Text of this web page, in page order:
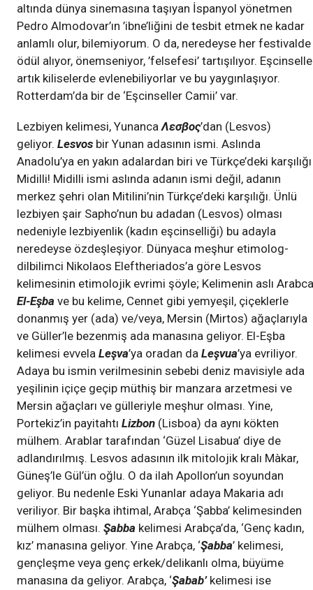
altında dünya sinemasına taşıyan İspanyol yönetmen
Pedro Almodovar’ın ’ibne’liğini de tesbit etmek ne kadar
anlamlı olur, bilemiyorum. O da, neredeyse her festivalde
ödül alıyor, önemseniyor, ’felsefesi’ tartışılıyor.
artık kiliselerde evlenebiliyorlar ve bu yaygınlaşıyor.
Rotterdam’da bir de ‘Eşcinseller Camii’ var.
Lezbiyen kelimesi, YunancaΛεσβος’dan (Lesvos)
geliyor. Lesvos bir Yunan adasının ismi. Aslında
Anadolu’ya en yakın adalardan biri ve Türkçe’deki karşılığı
Midilli! Midilli ismi aslında adanın ismi değil, adanın
merkez şehri olan Mitilini’nin Türkçe’deki karşılığı. Ünlü
lezbiyen şair Sapho’nun bu adadan (Lesvos) olması
nedeniyle lezbiyenlik (kadın eşcinselliği) bu adayla
neredeyse özdeşleşiyor. Dünyaca meşhur etimolog-
dilbilimci Nikolaos Eleftheriados’a göre Lesvos
kelimesinin etimolojik evrimi şöyle; Kelimenin aslı
El-Eşba ve bu kelime, Cennet gibi yemyeşil, çiçeklerle
donanmış yer (ada) ve/veya, Mersin (Mirtos) ağaçlarıyla
ve Güller’le bezenmiş ada manasına geliyor. El-Eşba
kelimesi evvela Leşva’ya oradan da Leşvua’ya evriliyor.
Adaya bu ismin verilmesinin sebebi deniz mavisiyle ada
yeşilinin içiçe geçip müthiş bir manzara arzetmesi ve
Mersin ağaçları ve gülleriyle meşhur olması. Yine,
Portekiz’in payitahtı Lizbon (Lisboa) da aynı kökten
mülhem. Arablar tarafından ‘Güzel Lisabua’ diye de
adlandırılmış. Lesvos adasının ilk mitolojik kralı Màkar,
Güneş’le Gül’ün oğlu. O da ilah Apollon’un soyundan
geliyor. Bu nedenle Eski Yunanlar adaya Makaria adı
veriliyor. Bir başka ihtimal, Arabça ‘Şabba’ kelimesinden
mülhem olması. Şabba kelimesi Arabça’da, ‘Genç kadın,
kız’ manasına geliyor. Yine Arabça, ‘Şabba’ kelimesi,
gençleşme veya genç erkek/delikanlı olma, büyüme
manasına da geliyor. Arabça, ‘Şabab’kelimesi ise